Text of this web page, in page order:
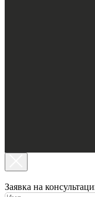
Заявка на